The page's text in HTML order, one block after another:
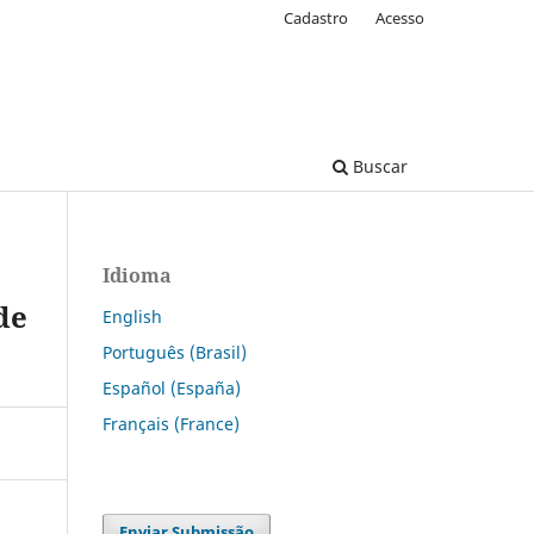
Buscar
Cadastro Acesso
Idioma
English
Português (Brasil)
Español (España)
Français (France)